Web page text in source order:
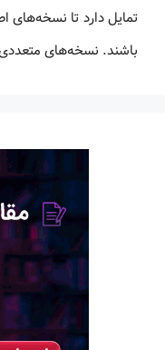
تمایل دارد تا نسخه‌های
باشند. نسخه‌های